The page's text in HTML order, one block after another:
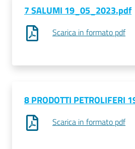
7 SALUMI 19_05_2023.pdf
Scarica in formato pdf
8 PRODOTTI
Scarica in formato pdf